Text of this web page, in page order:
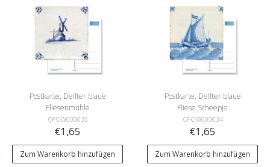
Postkarte, Delfter blaue
Fliesenmühle
CPOW000035
€1,65
Zum Warenkorb hinzufügen
Postkarte, Delfter blaue
Fliese Scheepje
CPOW000034
€1,65
Zum Warenkorb hinzufügen